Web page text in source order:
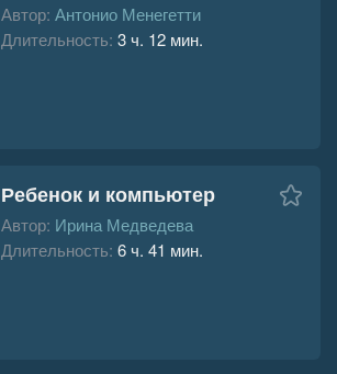
Автор: Антонио Менегетти
Длительность: 3 ч. 12 мин.
Ребенок и компьютер
Автор: Ирина Медведева
Длительность: 6 ч. 41 мин.